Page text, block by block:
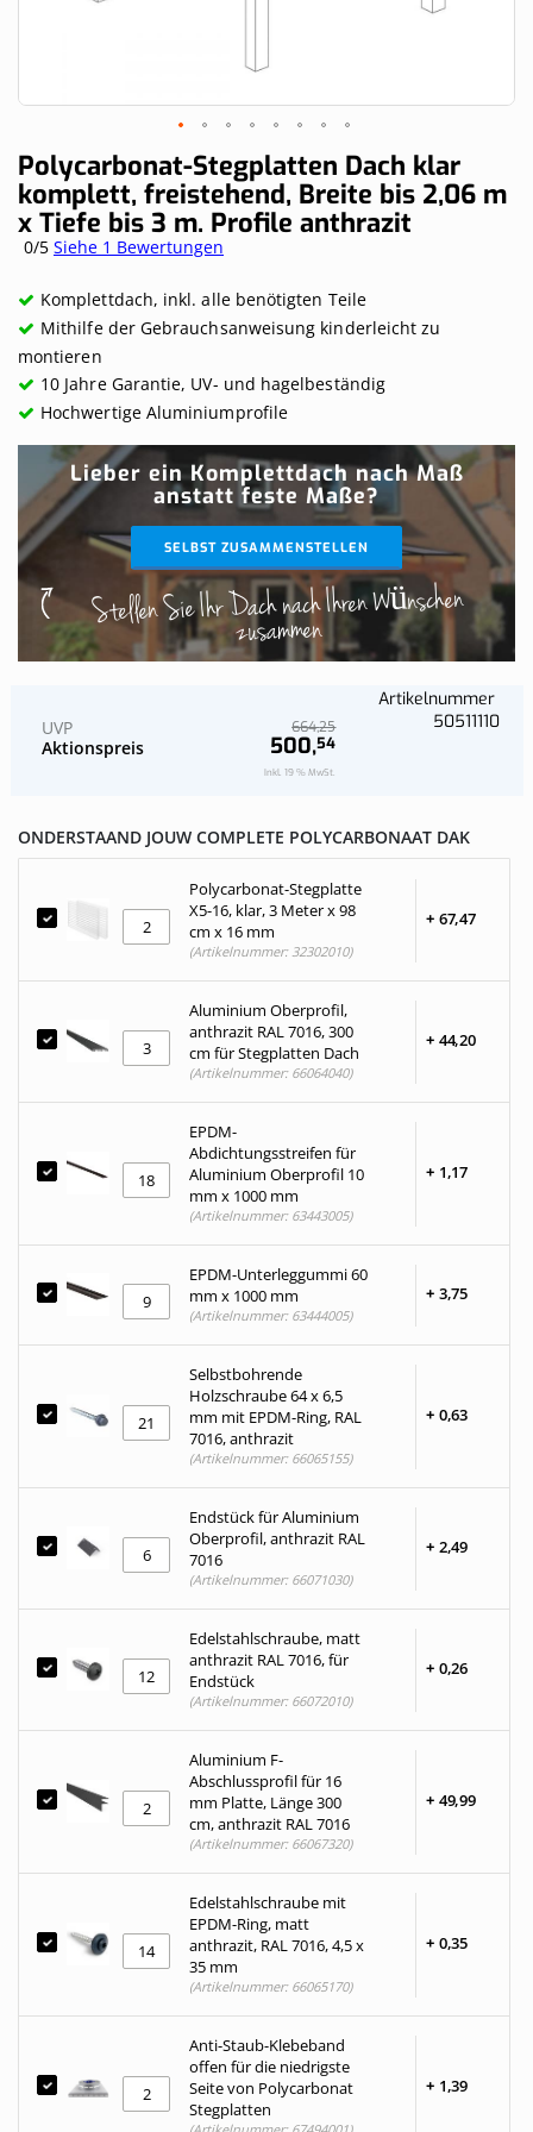
Skip
to
the
beginning
of
gallery
Polycarbonat-Stegplatten Dach klar
komplett, freistehend, Breite bis 2,06 m
x Tiefe bis 3 m. Profile anthrazit
0/5 Siehe 1 Bewertungen
Komplettdach, inkl. alle benötigten Teile
Mithilfe der Gebrauchsanweisung kinderleicht zu
montieren
10 Jahre Garantie, UV- und hagelbeständig
Hochwertige Aluminiumprofile
Lieber ein Komplettdach nach Maß
anstatt feste Maße?
SELBST ZUSAMMENSTELLEN
Stellen Sie Ihr Dach nach Ihren Wünschen
zusammen
Aktionspreis 500,54
UVP 664,25
Inkl. 19 % MwSt.
Artikelnummer
50511110
ONDERSTAAND JOUW COMPLETE POLYCARBONAAT DAK
Polycarbonat-Stegplatte
X5-16, klar, 3 Meter x 98
cm x 16 mm
+ 67,47
(Artikelnummer: 32302010)
Aluminium Oberprofil,
anthrazit RAL 7016, 300
cm für Stegplatten Dach
+ 44,20
(Artikelnummer: 66064040)
EPDM-
Abdichtungsstreifen für
Aluminium Oberprofil 10
mm x 1000 mm
+ 1,17
(Artikelnummer: 63443005)
EPDM-Unterleggummi 60
mm x 1000 mm
+ 3,75
(Artikelnummer: 63444005)
Selbstbohrende
Holzschraube 64 x 6,5
mm mit EPDM-Ring, RAL
7016, anthrazit
+ 0,63
(Artikelnummer: 66065155)
Endstück für Aluminium
Oberprofil, anthrazit RAL
7016
+ 2,49
(Artikelnummer: 66071030)
Edelstahlschraube, matt
anthrazit RAL 7016, für
Endstück
+ 0,26
(Artikelnummer: 66072010)
Aluminium F-
Abschlussprofil für 16
mm Platte, Länge 300
cm, anthrazit RAL 7016
+ 49,99
(Artikelnummer: 66067320)
Edelstahlschraube mit
EPDM-Ring, matt
anthrazit, RAL 7016, 4,5 x
35 mm
+ 0,35
(Artikelnummer: 66065170)
Anti-Staub-Klebeband
offen für die niedrigste
Seite von Polycarbonat
Stegplatten
+ 1,39